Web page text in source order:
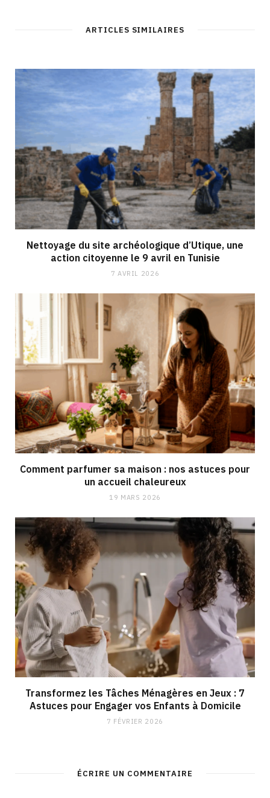
ARTICLES SIMILAIRES
Nettoyage du site archéologique d’Utique, une
action citoyenne le 9 avril en Tunisie
7 AVRIL 2026
Comment parfumer sa maison : nos astuces pour
un accueil chaleureux
19 MARS 2026
Transformez les Tâches Ménagères en Jeux : 7
Astuces pour Engager vos Enfants à Domicile
7 FÉVRIER 2026
ÉCRIRE UN COMMENTAIRE